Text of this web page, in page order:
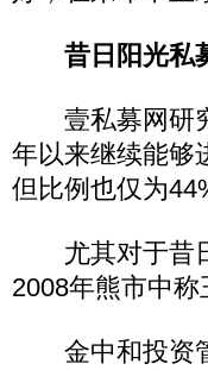
昔日阳光私
壹私募网研究
年以来继续能够
但比例也仅为
尤其对于昔日
2008年熊市中称
金中和投资管